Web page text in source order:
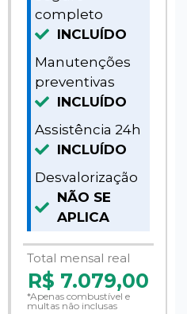
completo
INCLUÍDO
Manutenções
preventivas
INCLUÍDO
Assistência 24h
INCLUÍDO
Desvalorização
NÃO SE
APLICA
Total mensal real
R$ 7.079,00
*Apenas combustível e
multas não inclusas